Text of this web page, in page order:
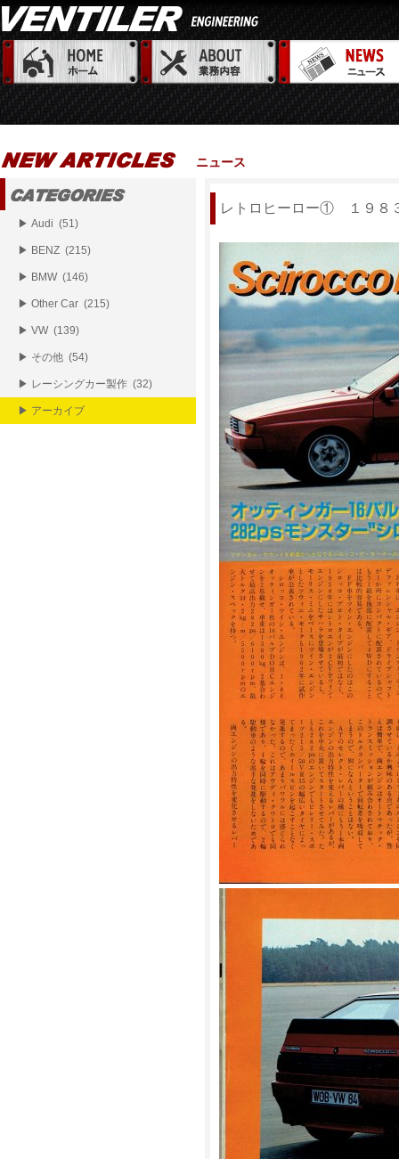
ニュース
レトロヒーロー① １９８
▶ Audi (51)
▶ BENZ (215)
▶ BMW (146)
▶ Other Car (215)
▶ VW (139)
▶ その他 (54)
▶ レーシングカー製作 (32)
▶ アーカイブ